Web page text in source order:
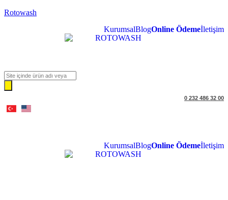
Rotowash
KurumsalBlogOnline Ödemeİletişim
Products
search
0 232 486 32 00
KurumsalBlogOnline Ödemeİletişim